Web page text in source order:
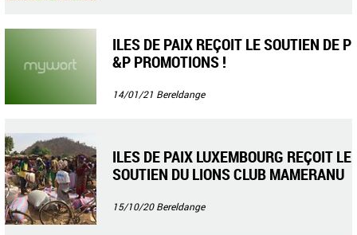
ILES DE PAIX REÇOIT LE SOUTIEN DE P
&P PROMOTIONS !
14/01/21 Bereldange
ILES DE PAIX LUXEMBOURG REÇOIT LE
SOUTIEN DU LIONS CLUB MAMERANU
15/10/20Bereldange